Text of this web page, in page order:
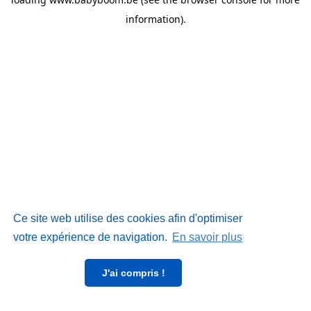
Ce site web utilise des cookies afin d'optimiser
votre expérience de navigation. En savoir plus
J'ai compris !
information).